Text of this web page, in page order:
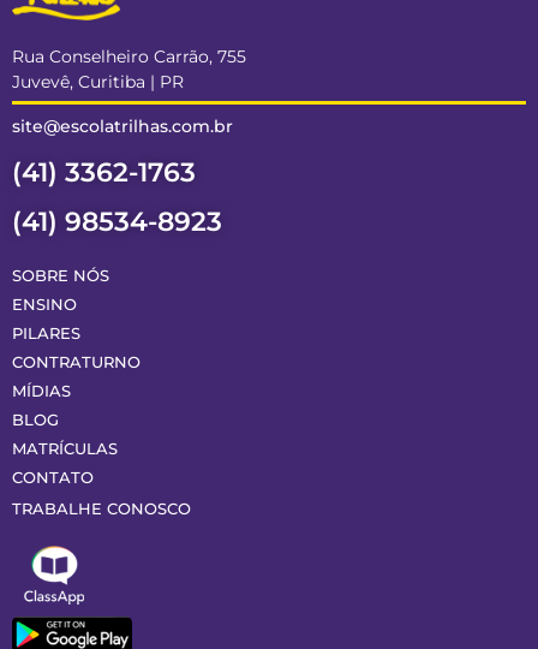
Rua Conselheiro Carrão, 755
Juvevê, Curitiba | PR
site@escolatrilhas.com.br
(41) 3362-1763
(41) 98534-8923
SOBRE NÓS
ENSINO
PILARES
CONTRATURNO
MÍDIAS
BLOG
MATRÍCULAS
CONTATO
TRABALHE CONOSCO